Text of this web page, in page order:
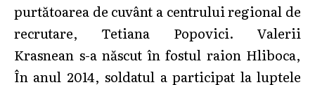
purtătoarea de cuvânt a centrului regional de
recrutare, Tetiana Popovici. Valerii
Krasnean s-a născut în fostul raion Hliboca,
În anul 2014, soldatul a participat la luptele